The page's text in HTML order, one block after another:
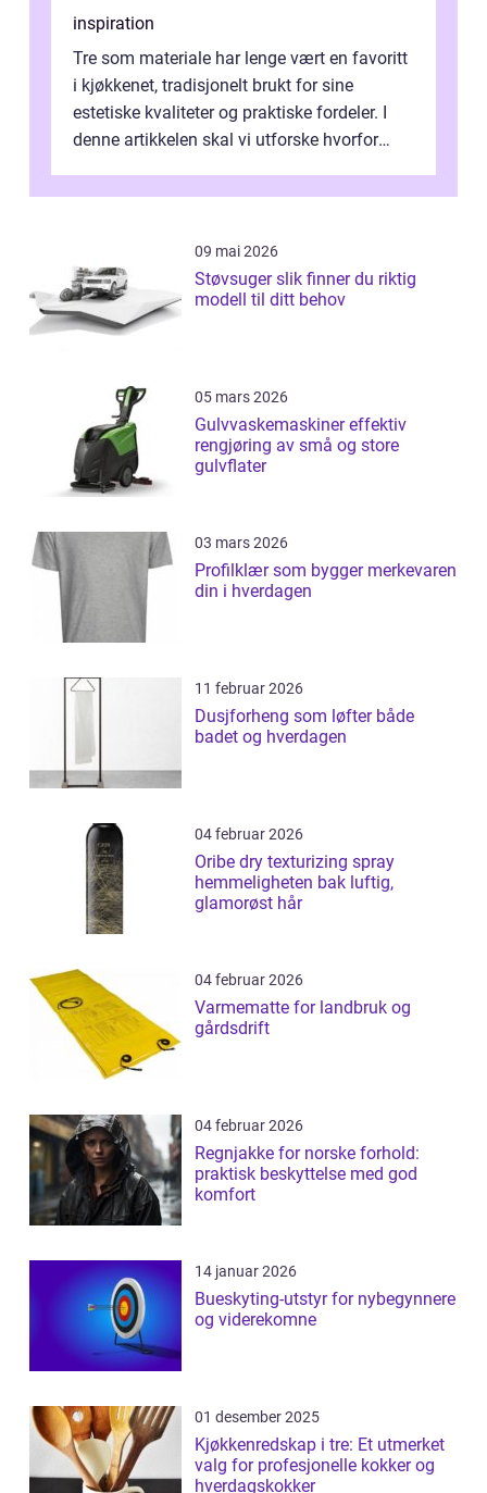
inspiration
Tre som materiale har lenge vært en favoritt
i kjøkkenet, tradisjonelt brukt for sine
estetiske kvaliteter og praktiske fordeler. I
denne artikkelen skal vi utforske hvorfor
09 mai 2026
Støvsuger slik finner du riktig
modell til ditt behov
05 mars 2026
Gulvvaskemaskiner effektiv
rengjøring av små og store
gulvflater
03 mars 2026
Profilklær som bygger merkevaren
din i hverdagen
11 februar 2026
Dusjforheng som løfter både
badet og hverdagen
04 februar 2026
Oribe dry texturizing spray
hemmeligheten bak luftig,
glamorøst hår
04 februar 2026
Varmematte for landbruk og
gårdsdrift
04 februar 2026
Regnjakke for norske forhold:
praktisk beskyttelse med god
komfort
14 januar 2026
Bueskyting-utstyr for nybegynnere
og viderekomne
01 desember 2025
Kjøkkenredskap i tre: Et utmerket
valg for profesjonelle kokker og
hverdagskokker